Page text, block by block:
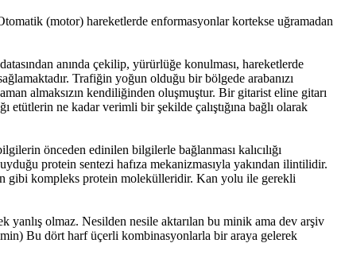
(motor) hareketlerde enformasyonlar kortekse uğramadan
anında çekilip, yürürlüğe konulması, hareketlerde
Trafiğin yoğun olduğu bir bölgede arabanızı
almaksızın kendiliğinden oluşmuştur. Bir gitarist eline gitarı
etütlerin ne kadar verimli bir şekilde çalıştığına bağlı olarak
önceden edinilen bilgilerle bağlanması kalıcılığı
protein sentezi hafıza mekanizmasıyla yakından ilintilidir.
gibi kompleks protein molekülleridir. Kan yolu ile gerekli
yanlış olmaz. Nesilden nesile aktarılan bu minik ama dev arşiv
Bu dört harf üçerli kombinasyonlarla bir araya gelerek